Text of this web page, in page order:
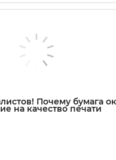
Почему бумага
на качество печати